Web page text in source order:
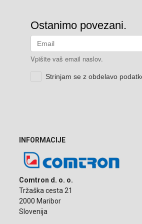
INFORMACIJE
Comtron d. o. o.
Tržaška cesta 21
2000 Maribor
Slovenija